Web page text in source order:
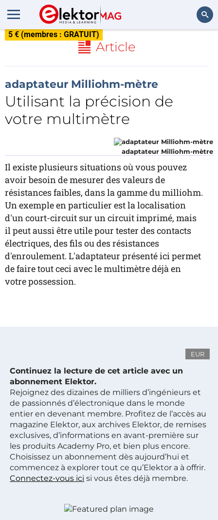
5 € (membres : GRATUIT)
Article
adaptateur Milliohm-mètre
Utilisant la précision de
votre multimètre
adaptateur Milliohm-mètre
Il existe plusieurs situations où vous pouvez
avoir besoin de mesurer des valeurs de
résistances faibles, dans la gamme du milliohm.
Un exemple en particulier est la localisation
d'un court-circuit sur un circuit imprimé, mais
il peut aussi être utile pour tester des contacts
électriques, des fils ou des résistances
d'enroulement. L'adaptateur présenté ici permet
de faire tout ceci avec le multimètre déjà en
votre possession.
EUR
Continuez la lecture de cet article avec un
abonnement Elektor.
Rejoignez des dizaines de milliers d’ingénieurs et
de passionnés d’électronique dans le monde
entier en devenant membre. Profitez de l’accès au
magazine Elektor, aux archives Elektor, de remises
exclusives, d’informations en avant-première sur
les produits Academy Pro, et bien plus encore.
Choisissez un abonnement dès aujourd’hui et
commencez à explorer tout ce qu’Elektor a à offrir.
Connectez-vous ici si vous êtes déjà membre.